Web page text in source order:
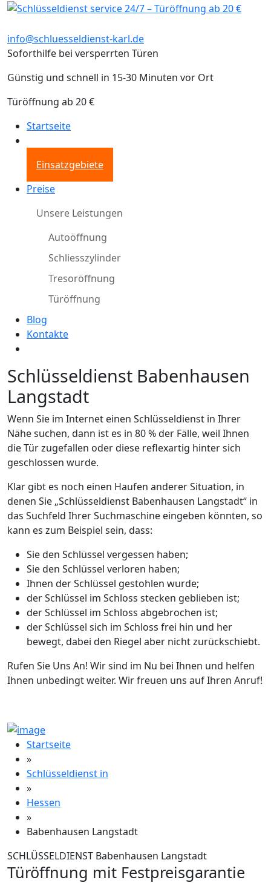
info@schluesseldienst-karl.de
Soforthilfe bei versperrten Türen
Günstig und schnell in 15-30 Minuten vor Ort
Türöffnung ab 20 €
Startseite
Einsatzgebiete
Preise
Unsere Leistungen
Autoöffnung
Schliesszylinder
Tresoröffnung
Türöffnung
Blog
Kontakte
Schlüsseldienst Babenhausen
Langstadt
Wenn Sie im Internet einen Schlüsseldienst in Ihrer
Nähe suchen, dann ist es in 80 % der Fälle, weil Ihnen
die Tür zugefallen oder diese reflexartig hinter sich
geschlossen wurde.
Klar gibt es noch einen Haufen anderer Situation, in
denen Sie „Schlüsseldienst Babenhausen Langstadt“ in
das Suchfeld Ihrer Suchmaschine eingeben könnten, so
kann es zum Beispiel sein, dass:
Sie den Schlüssel vergessen haben;
Sie den Schlüssel verloren haben;
Ihnen der Schlüssel gestohlen wurde;
der Schlüssel im Schloss stecken geblieben ist;
der Schlüssel im Schloss abgebrochen ist;
der Schlüssel sich im Schloss frei hin und her
bewegt, dabei den Riegel aber nicht zurückschiebt.
Rufen Sie Uns An! Wir sind im Nu bei Ihnen und helfen
Ihnen unbedingt weiter. Wir freuen uns auf Ihren Anruf!
Startseite
»
Schlüsseldienst in
»
Hessen
»
Babenhausen Langstadt
SCHLÜSSELDIENST Babenhausen Langstadt
Türöffnung mit Festpreisgarantie